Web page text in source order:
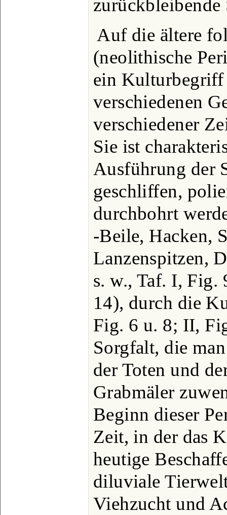
Auf die ältere
(neolithische
ein Kulturbegriff
verschiedenen
verschiedener
Sie ist
Ausführung der
geschliffen,
durchbohrt
-Beile, Hacken,
Lanzenspitzen,
s. w., Taf. I, Fig.
14), durch die
Fig. 6 u. 8; II,
Sorgfalt, die
der Toten und
Grabmäler
Beginn dieser
Zeit, in der das
heutige
diluviale
Viehzucht und